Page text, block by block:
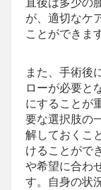
直後は多少の
が、適切なケ
ことができます
また、手術後
ローが必要と
にすることが
要な選択肢の
解しておくこ
けることがで
や希望に合わ
す。自身の状